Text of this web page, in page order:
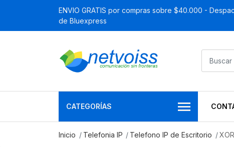
ENVIO GRATIS por compras sobre $40.000 -
de Bluexpress
CATEGORÍAS
Inicio Telefonia IP Telefono IP de Escritorio